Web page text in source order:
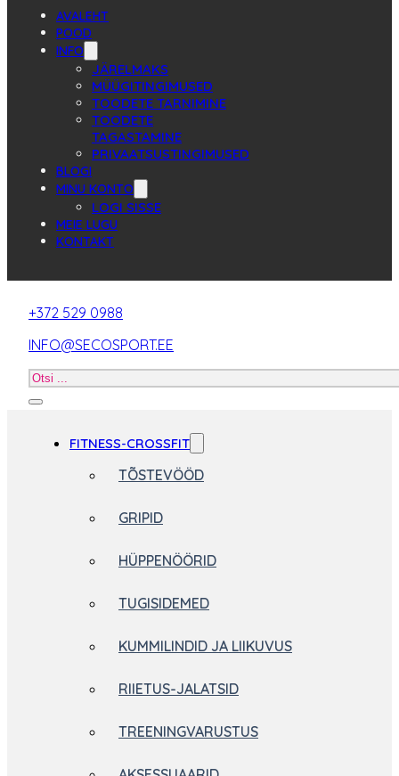
AVALEHT
POOD
INFO
JÄRELMAKS
MÜÜGITINGIMUSED
TOODETE TARNIMINE
TOODETE
TAGASTAMINE
PRIVAATSUSTINGIMUSED
BLOGI
MINU KONTO
LOGI SISSE
MEIE LUGU
KONTAKT
+372 529 0988
INFO@SECOSPORT.EE
Otsi
FITNESS-CROSSFIT
TÕSTEVÖÖD
GRIPID
HÜPPENÖÖRID
TUGISIDEMED
KUMMILINDID JA LIIKUVUS
RIIETUS-JALATSID
TREENINGVARUSTUS